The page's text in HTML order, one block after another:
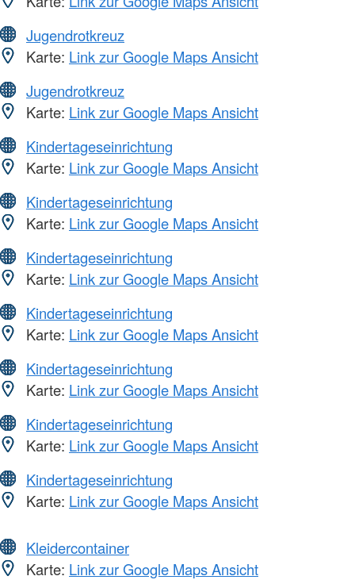
Jugendrotkreuz
Karte: Link zur Google Maps Ansicht
Jugendrotkreuz
Karte: Link zur Google Maps Ansicht
Kindertageseinrichtung
Karte: Link zur Google Maps Ansicht
Kindertageseinrichtung
Karte: Link zur Google Maps Ansicht
Kindertageseinrichtung
Karte: Link zur Google Maps Ansicht
Kindertageseinrichtung
Karte: Link zur Google Maps Ansicht
Kindertageseinrichtung
Karte: Link zur Google Maps Ansicht
Kindertageseinrichtung
Karte: Link zur Google Maps Ansicht
Kindertageseinrichtung
Karte: Link zur Google Maps Ansicht
Kleidercontainer
Karte: Link zur Google Maps Ansicht